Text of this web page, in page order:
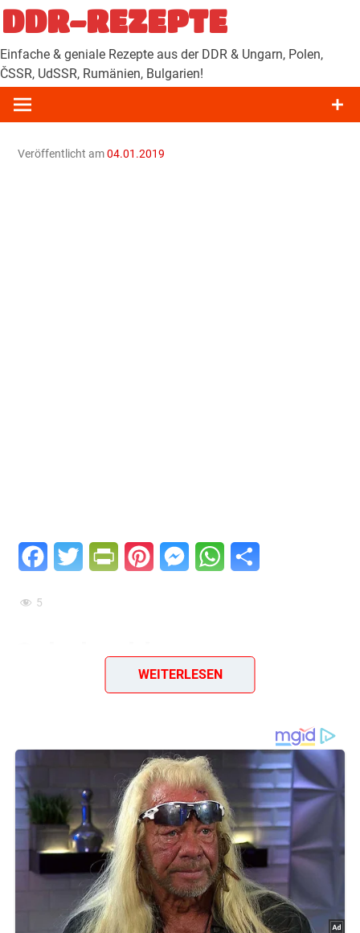
Zum
Inhalt
springen
DDR-REZEPTE
Einfache & geniale Rezepte aus der DDR & Ungarn, Polen,
ČSSR, UdSSR, Rumänien, Bulgarien!
Veröffentlicht am04.01.2019
FacebookTwitter PrintFriendly
PinterestMessengerWhatsApp
5
Schuhsohlen
Süßspeise, die sich einfach zubereiten lässt und sicherlich
bei allen Gästen gut ankommt. Die Kombination aus
knusprigem Blätterteig und luftiger Sahnefüllung macht
dieses Gebäck zu einem wahren Genuss. Probieren Sie es
aus und lassen Sie sich von seinem Geschmack
überzeugen!
Zutaten für die Schuhsohlen für
6 Stück
WEITERLESEN